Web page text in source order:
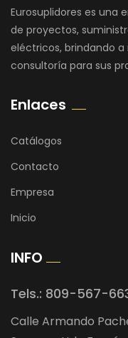
Eurosuplidores es una
de proyectos,
eléctricos, brindando
consultoría para sus
Enlaces
Catálogos
Contacto
Empresa
Inicio
INFO
Tels.: 809-567-
Calle Armando